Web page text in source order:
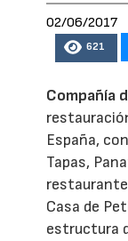
02/06/2017
621
Compañía
España,
Tapas,
Casa de
estructura